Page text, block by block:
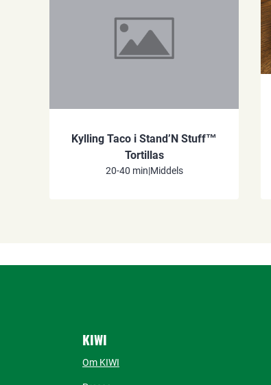
Kylling Taco i Stand’N Stuff™
Tortillas
20-40 min|Middels
KIWI
Om KIWI